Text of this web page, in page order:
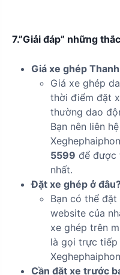
7.”Giải đáp” những
Giá xe ghép
Giá xe ghép
thời điểm đặt
thường dao
Bạn nên liên
5599 để được
nhất.
Đặt xe ghép ở
Bạn có thể
website của
xe ghép trên
là gọi trực tiếp
Cần đặt xe trước